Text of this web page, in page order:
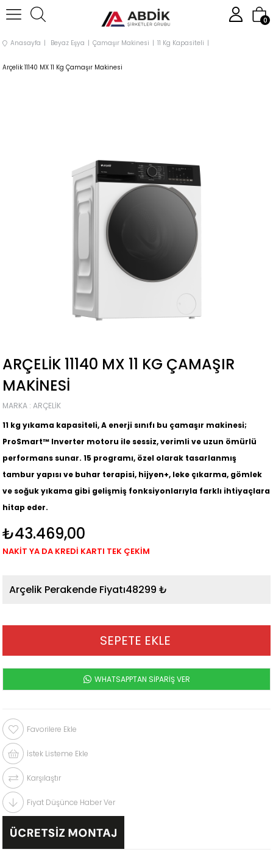
0
Anasayfa Beyaz Eşya Çamaşır Makinesi 11 Kg Kapasiteli
Arçelik 11140 MX 11 Kg Çamaşır Makinesi
ARÇELIK 11140 MX 11 KG ÇAMAŞIR
MAKINESI
MARKA : ARÇELIK
11 kg yıkama kapasiteli,A enerji sınıfı bu çamaşır makinesi;
ProSmart™ Inverter motoru ile sessiz, verimli ve uzun ömürlü
performans sunar.15 programı, özel olarak tasarlanmış
tambur yapısı ve buhar terapisi, hijyen+, leke çıkarma, gömlek
ve soğuk yıkama gibi gelişmiş fonksiyonlarıyla farklı ihtiyaçlara
hitap eder.
₺43.469,00
NAKİT YA DA KREDİ KARTI TEK ÇEKİM
48299 ₺
WHATSAPPTAN SİPARİŞ VER
Favorilere Ekle
İstek Listeme Ekle
Karşılaştır
Fiyat Düşünce Haber Ver